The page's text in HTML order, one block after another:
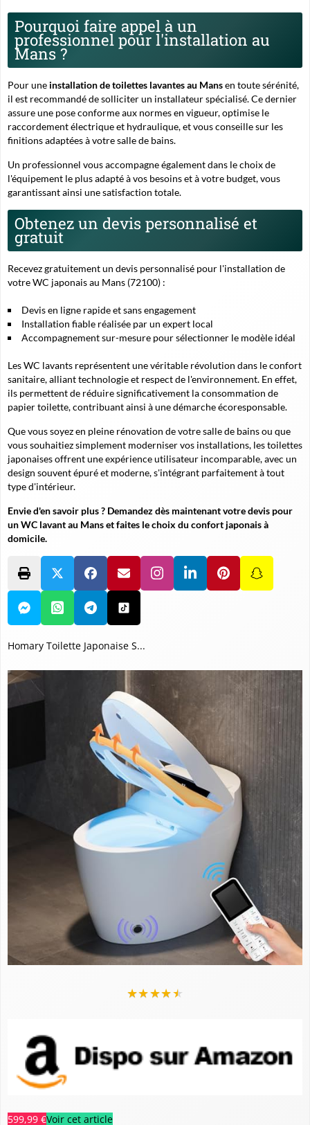
Pourquoi faire appel à un
professionnel pour l'installation au
Mans ?
Pour une installation de toilettes lavantes au Mansen toute sérénité,
il est recommandé de solliciter un installateur spécialisé. Ce dernier
assure une pose conforme aux normes en vigueur, optimise le
raccordement électrique et hydraulique, et vous conseille sur les
finitions adaptées à votre salle de bains.
Un professionnel vous accompagne également dans le choix de
l'équipement le plus adapté à vos besoins et à votre budget, vous
garantissant ainsi une satisfaction totale.
Obtenez un devis personnalisé et
gratuit
Recevez gratuitement un devis personnalisé pour l'installation de
votre WC japonais au Mans (72100) :
Devis en ligne rapide et sans engagement
Installation fiable réalisée par un expert local
Accompagnement sur-mesure pour sélectionner le modèle idéal
Les WC lavants représentent une véritable révolution dans le confort
sanitaire, alliant technologie et respect de l'environnement. En effet,
ils permettent de réduire significativement la consommation de
papier toilette, contribuant ainsi à une démarche écoresponsable.
Que vous soyez en pleine rénovation de votre salle de bains ou que
vous souhaitiez simplement moderniser vos installations, les toilettes
japonaises offrent une expérience utilisateur incomparable, avec un
design souvent épuré et moderne, s'intégrant parfaitement à tout
type d'intérieur.
Envie d'en savoir plus ? Demandez dès maintenant votre devis pour
un WC lavant au Mans et faites le choix du confort japonais à
domicile.
Homary Toilette Japonaise S...
★★★★★
599,99 €Voir cet article